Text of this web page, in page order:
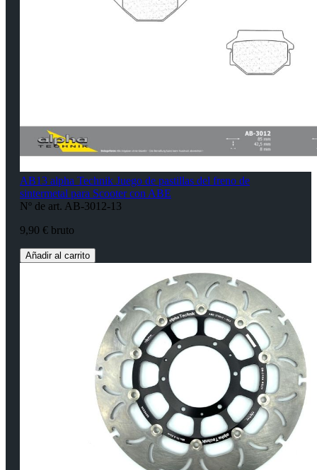
AB13 alpha Technik Juego de pastillas del freno de
sintermetal para Scooter con ABE
Nº de art. AB-3012-13
9,90 € bruto
Añadir al carrito